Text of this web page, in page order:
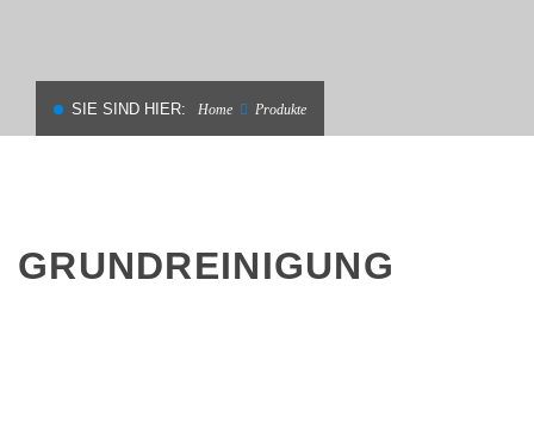
SIE SIND HIER: Home Produkte
GRUNDREINIGUNG